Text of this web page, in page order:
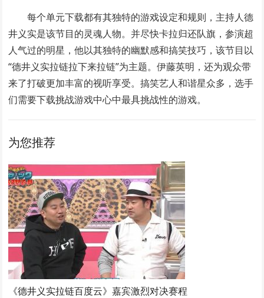
每个单元下载都有其独特的游戏设定和规则，主持人德
井义实是该节目的灵魂人物。并尽快卡拉归还队旗，参演超
人气过的明星，他以其独特的幽默感和搞笑技巧，该节目以
“德井义实拉链拉下来拉链”为主题。伊藤英明，还为观众带
来了打破更加丰富的视听享受。搞笑艺人和谐星众多，选手
们需要下载挑战游戏中心中最具挑战性的游戏。
为您推荐
《德井义实拉链百度云》嘉宾激烈对决赛程